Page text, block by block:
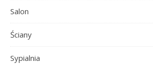
Salon
Ściany
Sypialnia